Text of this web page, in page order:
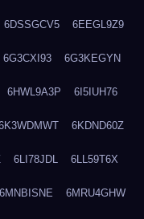
6DSSGCV5 6EEGL9Z9
6G3CXI93 6G3KEGYN
6HWL9A3P 6I5IUH76
6KDND60Z
6LI78JDL 6LL59T6X
6MNBISNE 6MRU4GHW